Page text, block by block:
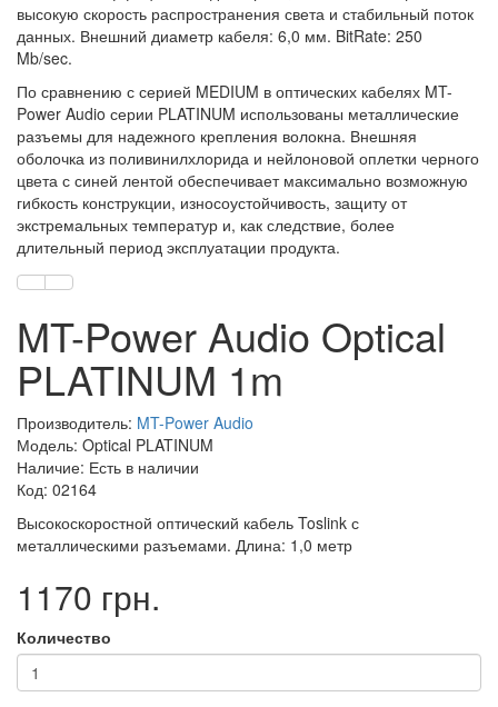
высокую скорость распространения света и стабильный поток
данных. Внешний диаметр кабеля: 6,0 мм. BitRate: 250
Mb/sec.
По сравнению с серией MEDIUM в оптических кабелях MT-
Power Audio серии PLATINUM использованы металлические
разъемы для надежного крепления волокна. Внешняя
оболочка из поливинилхлорида и нейлоновой оплетки черного
цвета с синей лентой обеспечивает максимально возможную
гибкость конструкции, износоустойчивость, защиту от
экстремальных температур и, как следствие, более
длительный период эксплуатации продукта.
MT-Power Audio Optical
PLATINUM 1m
Производитель: MT-Power Audio
Модель: Optical PLATINUM
Наличие: Есть в наличии
Код: 02164
Высокоскоростной оптический кабель Toslink с
металлическими разъемами. Длина: 1,0 метр
1170 грн.
Количество